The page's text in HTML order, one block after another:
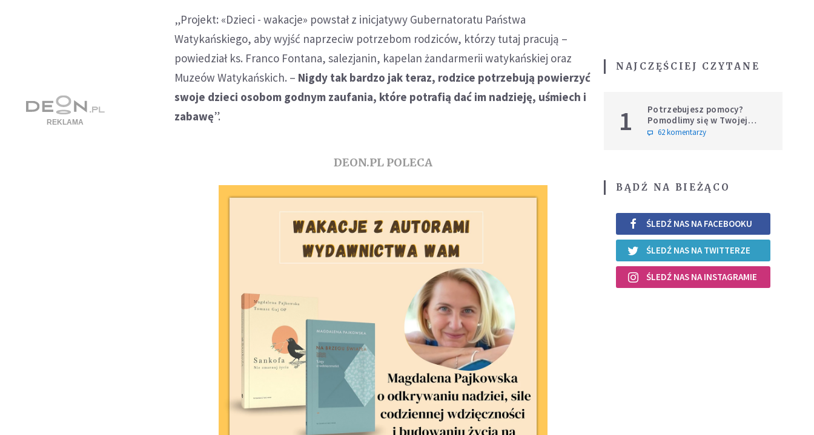
„Projekt: «Dzieci - wakacje» powstał z inicjatywy Gubernatoratu Państwa
Watykańskiego, aby wyjść naprzeciw potrzebom rodziców, którzy tutaj pracują –
powiedział ks. Franco Fontana, salezjanin, kapelan żandarmerii watykańskiej oraz
Muzeów Watykańskich. – Nigdy tak bardzo jak teraz, rodzice potrzebują powierzyć
swoje dzieci osobom godnym zaufania, które potrafią dać im nadzieję, uśmiech i
zabawę”.
DEON.PL POLECA
NAJCZĘŚCIEJ CZYTANE
1
Potrzebujesz pomocy?
Pomodlimy się w Twojej
intencji
62 komentarzy
BĄDŹ NA BIEŻĄCO
ŚLEDŹ NAS NA FACEBOOKU
ŚLEDŹ NAS NA TWITTERZE
ŚLEDŹ NAS NA INSTAGRAMIE